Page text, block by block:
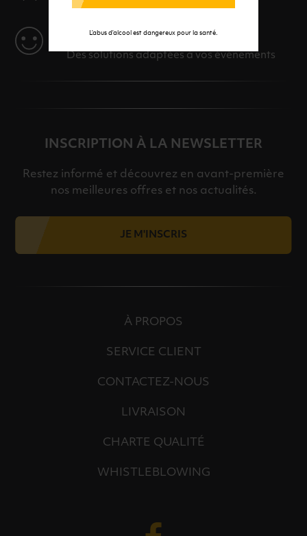
L’abus d’alcool est dangereux pour la santé.
SERVICE
Des solutions adaptées à vos événements
INSCRIPTION À LA NEWSLETTER
Restez informé et découvrez en avant-première
nos meilleures offres et nos actualités.
JE M'INSCRIS
À PROPOS
SERVICE CLIENT
CONTACTEZ-NOUS
LIVRAISON
CHARTE QUALITÉ
WHISTLEBLOWING